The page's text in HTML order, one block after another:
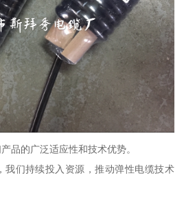
品的广泛适应性和技术优势。
我们持续投入资源，推动弹性电缆技术